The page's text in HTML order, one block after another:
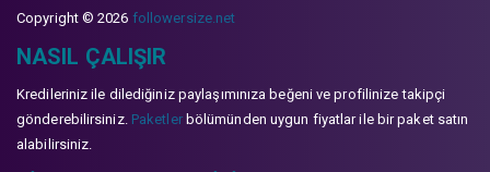
Copyright © 2026 followersize.net
NASIL ÇALIŞIR
Kredileriniz ile dilediğiniz paylaşımınıza beğeni ve profilinize takipçi
gönderebilirsiniz. Paketlerbölümünden uygun fiyatlar ile bir paket satın
alabilirsiniz.